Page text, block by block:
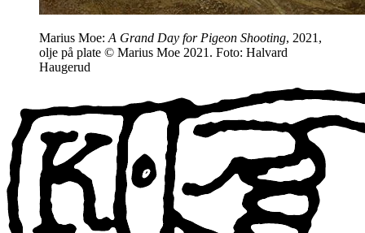
Marius Moe: A Grand Day for Pigeon Shooting, 2021,
olje på plate © Marius Moe 2021. Foto: Halvard
Haugerud